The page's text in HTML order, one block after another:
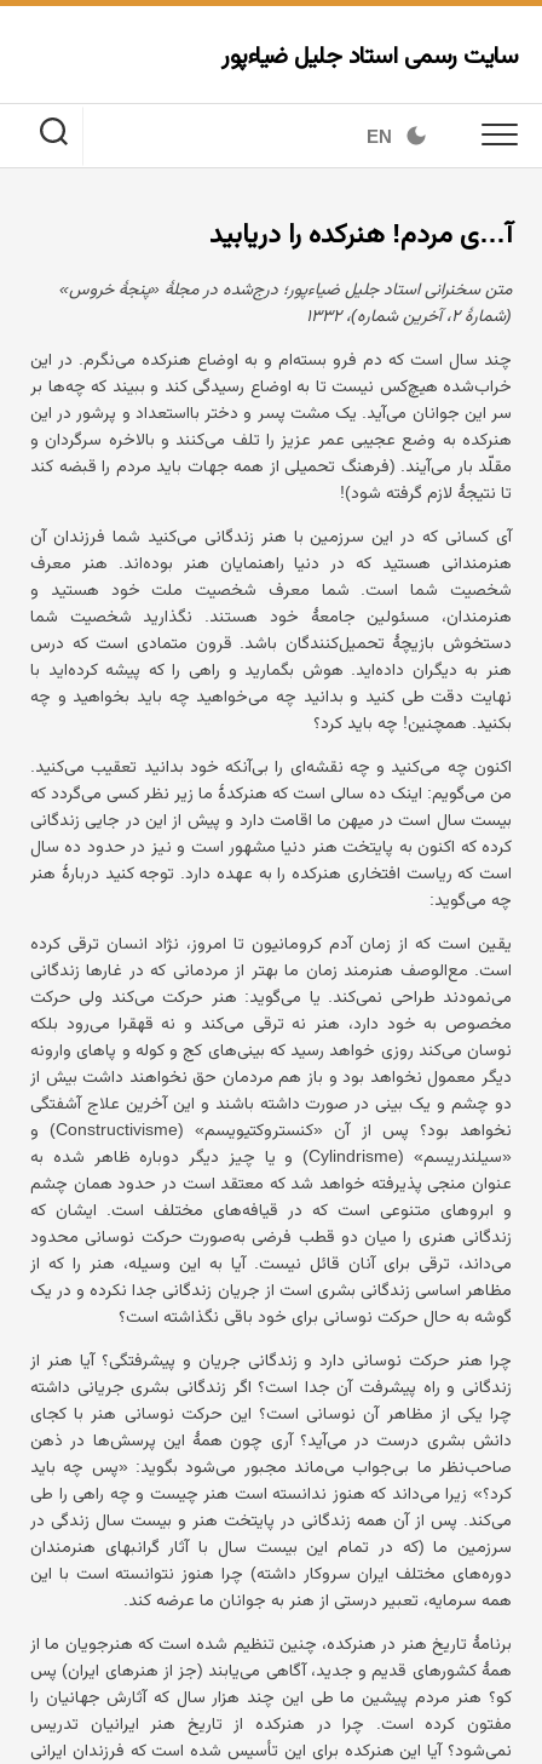
Skip
content
سایت رسمی استاد جلیل ضیاءپور
EN
آ…ی مردم! هنرکده را دریابید
متن سخنرانی استاد جلیل ضیاءپور؛ درج‌شده در مجلهٔ «پنجهٔ خروس»
(شمارهٔ ۲، آخرین شماره)، ۱۳۳۲
چند سال است که دم فرو بسته‌ام و به اوضاع هنرکده می‌نگرم. در این
خراب‌شده هیچ‌کس نیست تا به اوضاع رسیدگی کند و ببیند که چه‌ها بر
سر این جوانان می‌آید. یک مشت پسر و دختر بااستعداد و پرشور در این
هنرکده به وضع عجیبی عمر عزیز را تلف می‌کنند و بالاخره سرگردان و
مقلّد بار می‌آیند. (فرهنگ تحمیلی از همه جهات باید مردم را قبضه کند
تا نتیجهٔ لازم گرفته شود)!
آی کسانی که در این سرزمین با هنر زندگانی می‌کنید شما فرزندان آن
هنرمندانی هستید که در دنیا راهنمایان هنر بوده‌اند. هنر معرف
شخصیت شما است. شما معرف شخصیت ملت خود هستید و
هنرمندان، مسئولین جامعهٔ خود هستند. نگذارید شخصیت شما
دستخوش بازیچهٔ تحمیل‌کنندگان باشد. قرون متمادی است که درس
هنر به دیگران داده‌اید. هوش بگمارید و راهی را که پیشه کرده‌اید با
نهایت دقت طی کنید و بدانید چه می‌خواهید چه باید بخواهید و چه
بکنید. همچنین! چه باید کرد؟
اکنون چه می‌کنید و چه نقشه‌ای را بی‌آنکه خود بدانید تعقیب می‌کنید.
من می‌گویم: اینک ده سالی است که هنرکدهٔ ما زیر نظر کسی می‌گردد که
بیست سال است در میهن ما اقامت دارد و پیش از این در جایی زندگانی
کرده که اکنون به پایتخت هنر دنیا مشهور است و نیز در حدود ده سال
است که ریاست افتخاری هنرکده را به عهده دارد. توجه کنید دربارهٔ هنر
چه می‌گوید:
یقین است که از زمان آدم کرومانیون تا امروز، نژاد انسان ترقی کرده
است. مع‌الوصف هنرمند زمان ما بهتر از مردمانی که در غارها زندگانی
می‌نمودند طراحی نمی‌کند. یا می‌گوید: هنر حرکت می‌کند ولی حرکت
مخصوص به خود دارد، هنر نه ترقی می‌کند و نه قهقرا می‌رود بلکه
نوسان می‌کند روزی خواهد رسید که بینی‌های کج و کوله و پاهای وارونه
دیگر معمول نخواهد بود و باز هم مردمان حق نخواهند داشت بیش از
دو چشم و یک بینی در صورت داشته باشند و این آخرین علاج آشفتگی
نخواهد بود؟ پس از آن «کنستروکتیویسم» (Constructivisme) و
«سیلندریسم» (Cylindrisme) و یا چیز دیگر دوباره ظاهر شده به
عنوان منجی پذیرفته خواهد شد که معتقد است در حدود همان چشم
و ابروهای متنوعی است که در قیافه‌های مختلف است. ایشان که
زندگانی هنری را میان دو قطب فرضی به‌صورت حرکت نوسانی محدود
می‌داند، ترقی برای آنان قائل نیست. آیا به این وسیله، هنر را که از
مظاهر اساسی زندگانی بشری است از جریان زندگانی جدا نکرده و در یک
گوشه به حال حرکت نوسانی برای خود باقی نگذاشته است؟
چرا هنر حرکت نوسانی دارد و زندگانی جریان و پیشرفتگی؟ آیا هنر از
زندگانی و راه پیشرفت آن جدا است؟ اگر زندگانی بشری جریانی داشته
چرا یکی از مظاهر آن نوسانی است؟ این حرکت نوسانی هنر با کجای
دانش بشری درست در می‌آید؟ آری چون همهٔ این پرسش‌ها در ذهن
صاحب‌نظر ما بی‌جواب می‌ماند مجبور می‌شود بگوید: «پس چه باید
کرد؟» زیرا می‌داند که هنوز ندانسته است هنر چیست و چه راهی را طی
می‌کند. پس از آن همه زندگانی در پایتخت هنر و بیست سال زندگی در
سرزمین ما (که در تمام این بیست سال با آثار گرانبهای هنرمندان
دوره‌های مختلف ایران سروکار داشته) چرا هنوز نتوانسته است با این
همه سرمایه، تعبیر درستی از هنر به جوانان ما عرضه کند.
برنامهٔ تاریخ هنر در هنرکده، چنین تنظیم شده است که هنرجویان ما از
همهٔ کشورهای قدیم و جدید، آگاهی می‌یابند (جز از هنرهای ایران) پس
کو؟ هنر مردم پیشین ما طی این چند هزار سال که آثارش جهانیان را
مفتون کرده است. چرا در هنرکده از تاریخ هنر ایرانیان تدریس
نمی‌شود؟ آیا این هنرکده برای این تأسیس شده است که فرزندان ایرانی